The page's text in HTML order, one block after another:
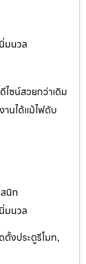
มนวล
ไซน์สวยกว่าเดิม
านได้แม้ไฟดับ
นิท
มนวล
ตั้งประตูรีโมท,